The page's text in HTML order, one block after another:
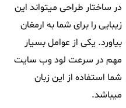
در ساختار طراحی میتواند این
زیبایی را برای شما به ارمغان
بیاورد. یکی از عوامل بسیار
مهم در سرعت لود وب سایت
شما استفاده از این زبان
میباشد.